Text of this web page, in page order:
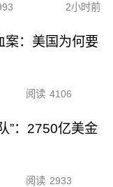
2小时前
案：美国为何要
阅读 4106
”：2750亿美金
阅读 2933